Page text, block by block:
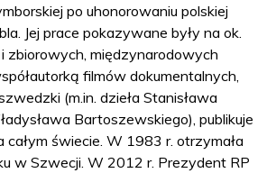
po uhonorowaniu polskiej
Jej prace pokazywane były na ok.
zbiorowych, międzynarodowych
filmów dokumentalnych,
(m.in. dzieła Stanisława
Bartoszewskiego), publikuje
całym świecie. W 1983 r. otrzymała
w Szwecji. W 2012 r. Prezydent RP